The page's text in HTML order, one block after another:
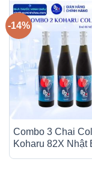
-14%
Combo 3 Chai
Koharu 82X Nhật